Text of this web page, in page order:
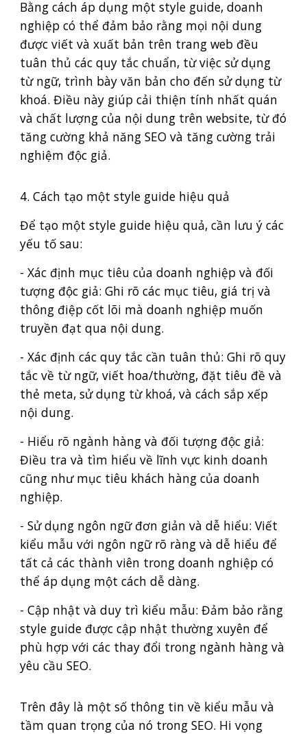
Bằng cách áp dụng một style guide, doanh
nghiệp có thể đảm bảo rằng mọi nội dung
được viết và xuất bản trên trang web đều
tuân thủ các quy tắc chuẩn, từ việc sử dụng
từ ngữ, trình bày văn bản cho đến sử dụng từ
khoá. Điều này giúp cải thiện tính nhất quán
và chất lượng của nội dung trên website, từ đó
tăng cường khả năng SEO và tăng cường trải
nghiệm độc giả.
4. Cách tạo một style guide hiệu quả
Để tạo một style guide hiệu quả, cần lưu ý các
yếu tố sau:
- Xác định mục tiêu của doanh nghiệp và đối
tượng độc giả: Ghi rõ các mục tiêu, giá trị và
thông điệp cốt lõi mà doanh nghiệp muốn
truyền đạt qua nội dung.
- Xác định các quy tắc cần tuân thủ: Ghi rõ quy
tắc về từ ngữ, viết hoa/thường, đặt tiêu đề và
thẻ meta, sử dụng từ khoá, và cách sắp xếp
nội dung.
- Hiểu rõ ngành hàng và đối tượng độc giả:
Điều tra và tìm hiểu về lĩnh vực kinh doanh
cũng như mục tiêu khách hàng của doanh
nghiệp.
- Sử dụng ngôn ngữ đơn giản và dễ hiểu: Viết
kiểu mẫu với ngôn ngữ rõ ràng và dễ hiểu để
tất cả các thành viên trong doanh nghiệp có
thể áp dụng một cách dễ dàng.
- Cập nhật và duy trì kiểu mẫu: Đảm bảo rằng
style guide được cập nhật thường xuyên để
phù hợp với các thay đổi trong ngành hàng và
yêu cầu SEO.
Trên đây là một số thông tin về kiểu mẫu và
tầm quan trọng của nó trong SEO. Hi vọng